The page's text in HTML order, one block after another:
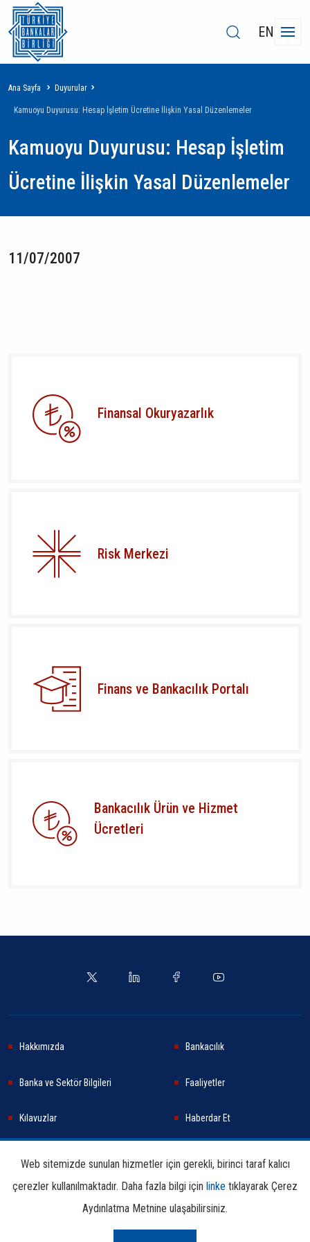
EN
Sayfa
yolu
Ana Sayfa Duyurular
Kamuoyu Duyurusu: Hesap İşletim Ücretine İlişkin Yasal Düzenlemeler
Kamuoyu Duyurusu: Hesap İşletim
Ücretine İlişkin Yasal Düzenlemeler
11/07/2007
Finansal Okuryazarlık
Risk Merkezi
Finans ve Bankacılık Portalı
Bankacılık Ürün ve Hizmet
Ücretleri
Hakkımızda Bankacılık
Banka ve Sektör Bilgileri Faaliyetler
Kılavuzlar Haberdar Et
Araştırma ve Yayınlar İletişim Bilgileri
Web sitemizde sunulan hizmetler için gerekli, birinci taraf kalıcı
çerezler kullanılmaktadır. Daha fazla bilgi için linke tıklayarak Çerez
Aydınlatma Metnine ulaşabilirsiniz.